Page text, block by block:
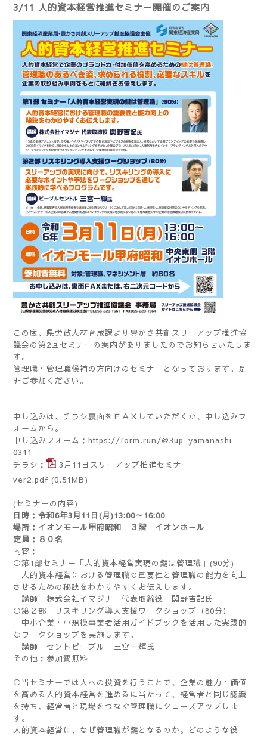
3/11 人的資本経営推進セミナー開催のご案内
この度、県労政人材育成課より豊かさ共創スリーアップ推進協
議会の第2回セミナーの案内がありましたのでお知らせいたしま
す。
管理職・管理職候補の方向けのセミナーとなっております。是
非ご参加ください。
申し込みは、チラシ裏面をＦＡＸしていただくか、申し込みフ
ォームから。
申し込みフォーム： https://form.run/@3up-yamanashi-
0311
チラシ：
3月11日スリーアップ推進セミナー
ver2.pdf (0.51MB)
(セミナーの内容)
日時：令和6年3月11日(月)13:00～16:00
場所：イオンモール甲府昭和 ３階 イオンホール
定員：８０名
内容：
○第1部セミナー「人的資本経営実現の鍵は管理職」(90分)
人的資本経営における管理職の重要性と管理職の能力を向上
させるための秘訣をわかりやすくお伝えします。
講師 株式会社イマジナ 代表取締役 関野吉記氏
○第２部 リスキリング導入支援ワークショップ（80分）
中小企業・小規模事業者活用ガイドブックを活用した実践的
なワークショップを実施します。
講師 セントピープル 三宮一輝氏
その他：参加費無料
○当セミナーでは人への投資を行うことで、企業の魅力・価値
を高める人的資本経営を進めるに当たって、経営者と同じ認識
を持ち、経営者と現場をつなぐ管理職にクローズアップしま
す。
人的資本経営に、なぜ管理職が鍵となるのか。どのような役